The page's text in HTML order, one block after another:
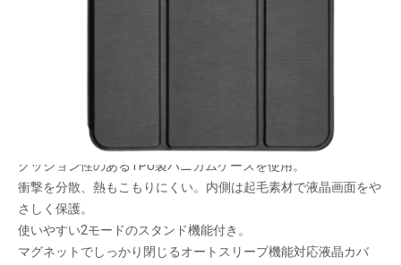
液晶カバーの内側にあるので、持ち運ぶ時も安心です。
ハニカム構造ケースが外部からの衝撃を吸収！
クッション性のあるTPU製ハニカムケースを使用。
衝撃を分散、熱もこもりにくい。内側は起毛素材で液晶画面をや
さしく保護。
使いやすい2モードのスタンド機能付き。
マグネットでしっかり閉じるオートスリープ機能対応液晶カバ